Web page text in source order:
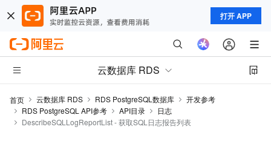
打开 APP
云数据库 RDS
首页 云数据库 RDS RDS PostgreSQL数据库
开发参考
RDS PostgreSQL API参考
API目录
日志
DescribeSQLLogReportList - 获取SQL日志报告列表